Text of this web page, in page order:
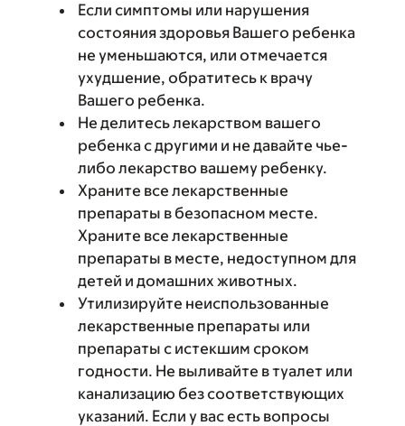
Если симптомы или нарушения
состояния здоровья Вашего ребенка
не уменьшаются, или отмечается
ухудшение, обратитесь к врачу
Вашего ребенка.
Не делитесь лекарством вашего
ребенка с другими и не давайте чье-
либо лекарство вашему ребенку.
Храните все лекарственные
препараты в безопасном месте.
Храните все лекарственные
препараты в месте, недоступном для
детей и домашних животных.
Утилизируйте неиспользованные
лекарственные препараты или
препараты с истекшим сроком
годности. Не выливайте в туалет или
канализацию без соответствующих
указаний. Если у вас есть вопросы